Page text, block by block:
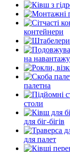
контейнери
на
палетна
столи
для біг-бігів
для палет